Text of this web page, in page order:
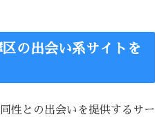
の出会い系サイトを
性との出会いを提供するサー